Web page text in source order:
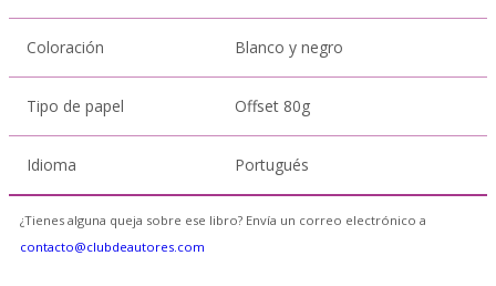
Coloración Blanco y negro
Tipo de papel Offset 80g
Idioma Portugués
¿Tienes alguna queja sobre ese libro? Envía un correo electrónico a
contacto@clubdeautores.com